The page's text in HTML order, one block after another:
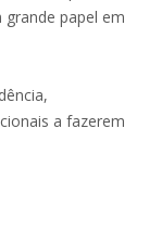
grande papel em
a fazerem